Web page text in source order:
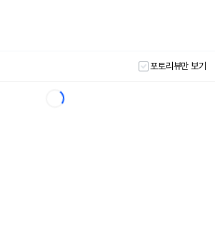
포토리뷰만 보기